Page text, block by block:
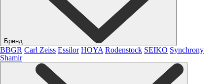
Бренд
BBGR Carl Zeiss Essilor HOYA Rodenstock SEIKO Synchrony
Shamir